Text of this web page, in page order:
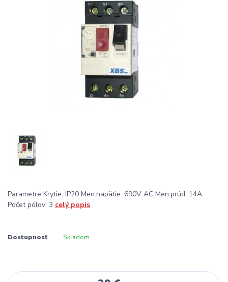
Parametre Krytie: IP20 Men.napätie: 690V AC Men.prúd: 14A
Počet pólov: 3 celý popis
Dostupnosť Skladom